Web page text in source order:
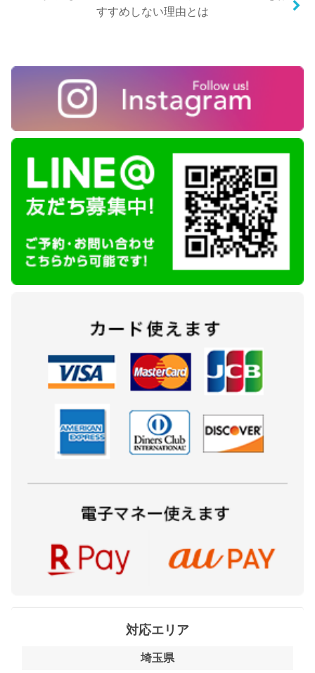
すすめしない理由とは
対応エリア
埼玉県